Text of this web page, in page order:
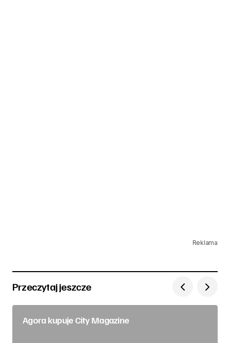
Reklama
Przeczytaj jeszcze
Agora kupuje City Magazine